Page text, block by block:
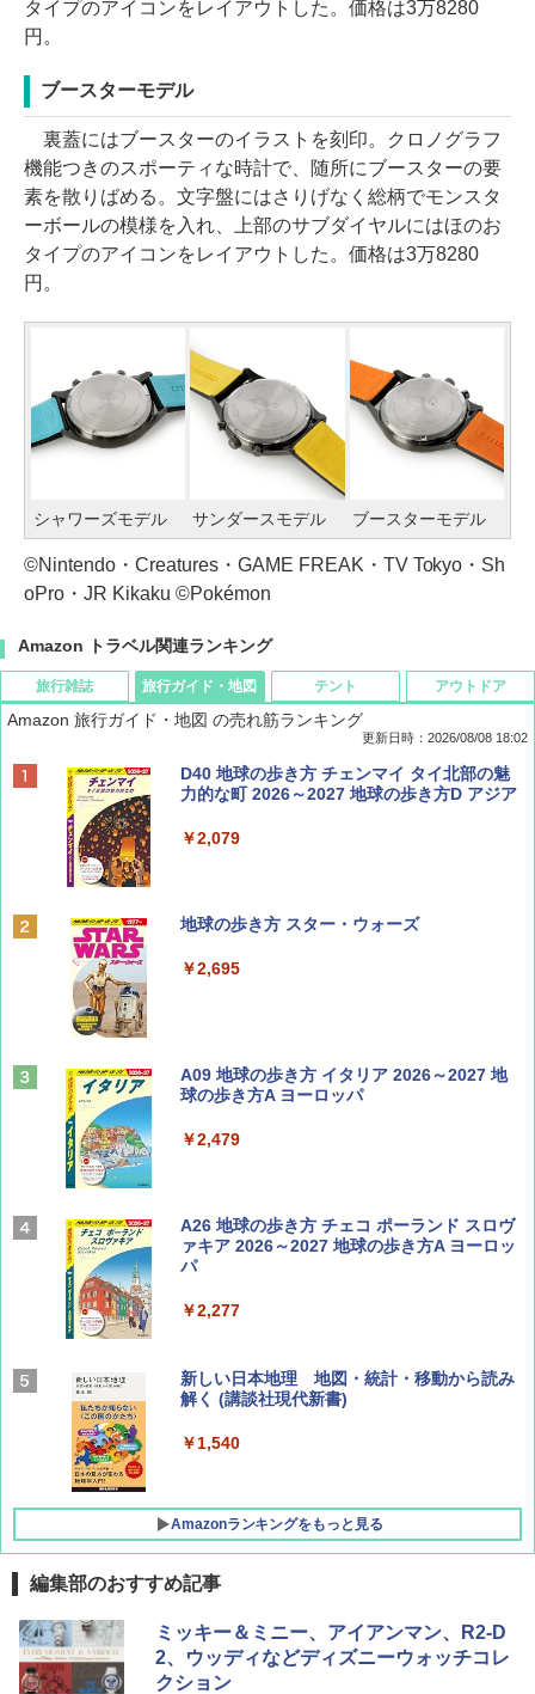
タイプのアイコンをレイアウトした。価格は3万8280
円。
ブースターモデル
裏蓋にはブースターのイラストを刻印。クロノグラフ
機能つきのスポーティな時計で、随所にブースターの要
素を散りばめる。文字盤にはさりげなく総柄でモンスタ
ーボールの模様を入れ、上部のサブダイヤルにはほのお
タイプのアイコンをレイアウトした。価格は3万8280
円。
シャワーズモデル サンダースモデル ブースターモデル
©Nintendo・Creatures・GAME FREAK・TV Tokyo・Sh
oPro・JR Kikaku ©Pokémon
Amazon トラベル関連ランキング
旅行雑誌
BE-PAL(ビ-パル) 2026年 9 月号【特別付録:
SOTO ミニマル"旅"財布 ランダム2種】
￥1,500
ディズニーファン ２０２６年 ９月号 [雑
山と溪谷 2026年8月号「南アルプス大全」
Coyote No.89 特集 星野道夫 夢見る旅
￥1,540
AIRLINE（エアライン）2026年9月号【特
集】ボーイング110周年を祝して！
￥1,760
旅行ガイド・地図
Amazon 旅行ガイド・地図 の売れ筋ランキング
更新日時：2026/08/08 18:02
D40 地球の歩き方 チェンマイ タイ北部の魅
力的な町 2026～2027 地球の歩き方D アジア
￥2,079
地球の歩き方 スター・ウォーズ
￥2,695
A09 地球の歩き方 イタリア 2026～2027 地
球の歩き方A ヨーロッパ
￥2,479
A26 地球の歩き方 チェコ ポーランド スロヴ
ァキア 2026～2027 地球の歩き方A ヨーロッ
パ
￥2,277
新しい日本地理 地図・統計・移動から読み
解く (講談社現代新書)
￥1,540
Amazonランキングをもっと見る
テント
[キャンパーズコレクション 山善] ポップアッ
プテント 傘みたいに広げて畳める パッとサ
ッとサンシェード キューブ フルクローズ メ
ッシュ 簡単設置 ワンタッチテント キャンプ
アウトドア
熊撃退スプレー 熊よけスプレー 熊スプレー
【日本企業販売】超強力クマ対策スプレー 30
0ml（連続噴射30秒）110ml（連続噴射15
秒）射程5～10m 安全ロック搭載 携帯収納袋
編集部のおすすめ記事
ミッキー＆ミニー、アイアンマン、R2-D
2、ウッディなどディズニーウォッチコレ
クション